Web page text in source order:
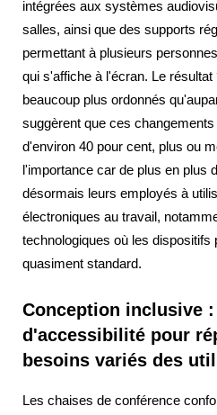
intégrées aux systèmes
salles, ainsi que des supports
permettant à plusieurs
qui s'affiche à l'écran. Le
beaucoup plus ordonnés
suggèrent que ces
d'environ 40 pour cent, plus ou
l'importance car de plus en plus
désormais leurs employés à
électroniques au travail,
technologiques où les dispositifs
quasiment standard.
Conception inclusive
d'accessibilité pour
besoins variés des
Les chaises de conférence